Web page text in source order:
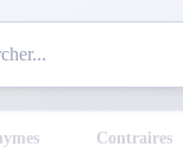
Contraires